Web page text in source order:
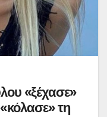
«ξέχασε»
«κόλασε» τη